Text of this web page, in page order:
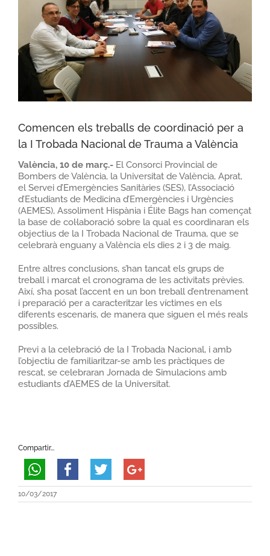
Comencen els treballs de coordinació per a
la I Trobada Nacional de Trauma a València
València, 10 de març.- ElConsorci Provincial de
Bombers de València, la Universitat de València, Aprat,
el Servei d’Emergències Sanitàries (SES), l’Associació
d’Estudiants de Medicina d’Emergències i Urgències
(AEMES), Assoliment Hispània i Élite Bags han començat
la base de col·laboració sobre la qual es coordinaran els
objectius de la I Trobada Nacional de Trauma, que se
celebrarà enguany a València els dies 2 i 3 de maig.
Entre altres conclusions, s’han tancat els grups de
treball i marcat el cronograma de les activitats prèvies.
Així, s’ha posat l’accent en un bon treball d’entrenament
i preparació per a caracteritzar les víctimes en els
diferents escenaris, de manera que siguen el més reals
possibles.
Previ a la celebració de la I Trobada Nacional, i amb
l’objectiu de familiaritzar-se amb les pràctiques de
rescat, se celebraran Jornada de Simulacions amb
estudiants d’AEMES de la Universitat.
Compartir...
10/03/2017